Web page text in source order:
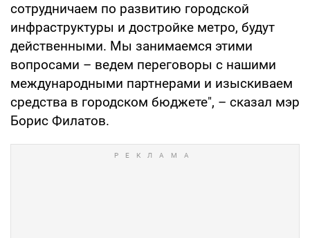
сотрудничаем по развитию городской
инфраструктуры и достройке метро, будут
действенными. Мы занимаемся этими
вопросами – ведем переговоры с нашими
международными партнерами и изыскиваем
средства в городском бюджете", – сказал мэр
Борис Филатов.